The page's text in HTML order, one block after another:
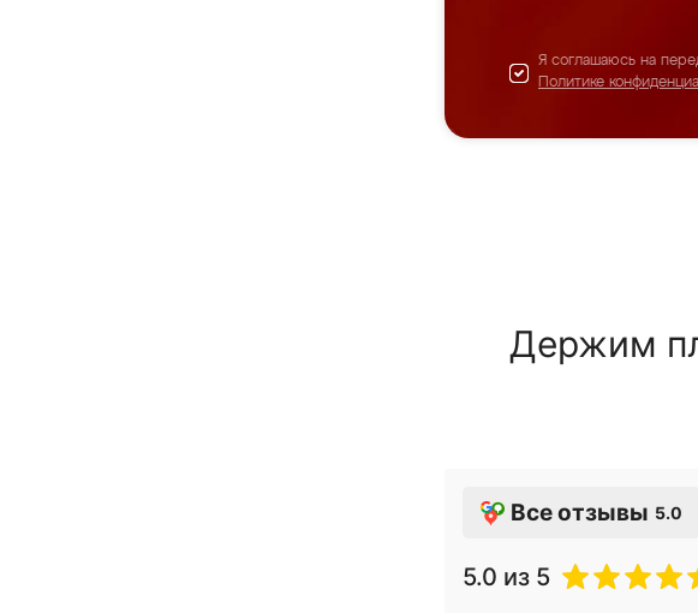
Я соглашаюсь на
Политике
Держим
Все отзывы 5.0
5.0 из 5